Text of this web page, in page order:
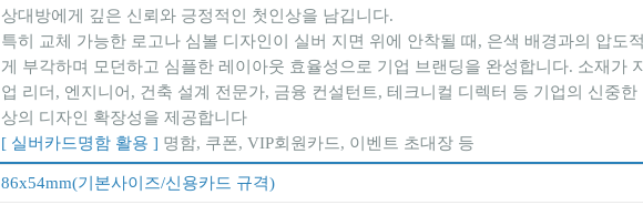
상대방에게 깊은 신뢰와 긍정적인 첫인상을 남깁니다.
특히 교체 가능한 로고나 심볼 디자인이 실버 지면 위에 안착될 때, 은색 배경과의 압도
게 부각하며 모던하고 심플한 레이아웃 효율성으로 기업 브랜딩을 완성합니다. 소재가
업 리더, 엔지니어, 건축 설계 전문가, 금융 컨설턴트, 테크니컬 디렉터 등 기업의 신중
상의 디자인 확장성을 제공합니다
[ 실버카드명함 활용 ] 명함, 쿠폰, VIP회원카드, 이벤트 초대장 등
86x54mm(기본사이즈/신용카드 규격)